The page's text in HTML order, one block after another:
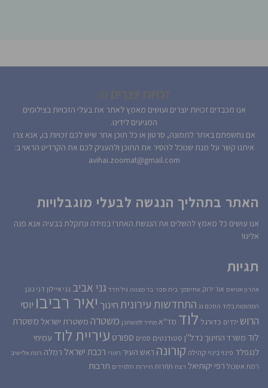
אנו מכבדים זכויות יוצרים ועושים מאמץ לאתר את בעלי הזכויות בצילומים
המגיעים לידינו.
אם נחשפתם באתר לתמונה, סרטון או כל תוכן אחר שיש לכם זכויות בו, אנא צרו
איתנו קשר על מנת שנוכל להסיר את התוכן ולהעניק לכם את הקרדיט הראוי ב:
avihai.zoomat@gmail.com
האתר בתהליך הנגשה לבעלי מוגבלויות
אנו עושים כל מאמץ להשלים את הנגשת האתר! במידה ונתקלת בבעיה אנא פנה
אלינו!
תגיות
אהרון אטיאס אור ירוק אחיסמך בית ספר בר מצווה גיל חדד גני אביב גני איילון דני גונן
המהומות בלוד הסכם גג התחדשות עירוניתחינוך יאיר רביבו יוסי
הרוש ילדים כדורגל לוד מד''א מחיר למשתכן משטרה משטרת ישראל משטרת
לוד משרד החינוך נדל''ן סטודנטים סמים ספורט עיריית לוד עמיחי
לנגפלד פינוי בינוי קהילה קורונה ראש העיר רוטרי רכבת ישראל רמלה רמת אלישיב
רמת אשכול רפי יקותיאל רצח תחרות תיירות תלמידים תרבות